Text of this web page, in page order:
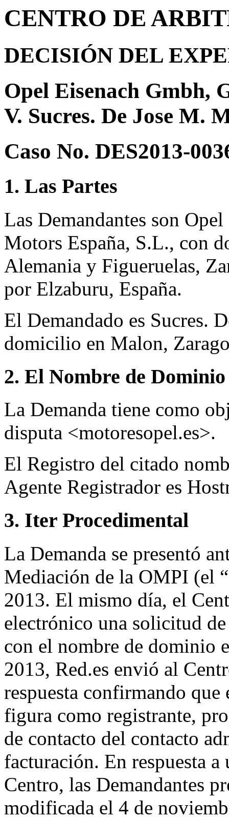
CENTRO DE
DECISIÓN DEL
Opel Eisenach Gmbh,
V. Sucres. De Jose M.
Caso No. DES2013-
1. Las Partes
Las Demandantes son
Motors España, S.L., con
Alemania y Figueruelas,
por Elzaburu, España.
El Demandado es Sucres.
domicilio en Malon,
2. El Nombre de
La Demanda tiene como
disputa <motoresopel.es>.
El Registro del citado
Agente Registrador es
3. Iter Procedimental
La Demanda se presentó
Mediación de la OMPI (el
2013. El mismo día, el
electrónico una solicitud
con el nombre de dominio
2013, Red.es envió al
respuesta confirmando que
figura como registrante,
de contacto del contacto
facturación. En respuesta
Centro, las Demandantes
modificada el 4 de